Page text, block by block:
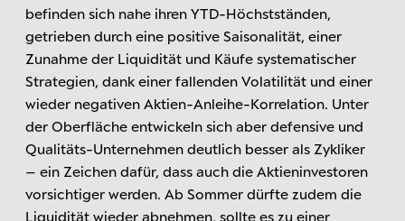
befinden sich nahe ihren YTD-Höchstständen,
getrieben durch eine positive Saisonalität, einer
Zunahme der Liquidität und Käufe systematischer
Strategien, dank einer fallenden Volatilität und einer
wieder negativen Aktien-Anleihe-Korrelation. Unter
der Oberfläche entwickeln sich aber defensive und
Qualitäts-Unternehmen deutlich besser als Zykliker
– ein Zeichen dafür, dass auch die Aktieninvestoren
vorsichtiger werden. Ab Sommer dürfte zudem die
Liquidität wieder abnehmen, sollte es zu einer